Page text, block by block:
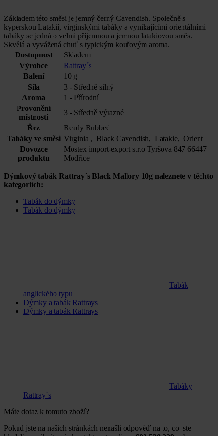
Základem této směsi je jemný černý Cavendish. Společně s
kyperskou Latakií, virginskými tabáky a vynikajícími orientálními
tabáky se jedná o velmi příjemnou a jemnou latakiovou směs.
Skvělá a vyvážená chuť s typickým kouřovým aroma.
Dostupnost
Skladem
Výrobce
Rattray´s
Balení
10 g
Síla
3 - Středně silný
Aroma
1 - Přírodní
Provonění
místnosti
3 - Středně výrazné
Řez
Ready Rubbed
Tabáky ve směsi Virginia , Black Cavendish, Latakie, Orient
Dovozce
produktu
Mostex import-export s.r.o Tyršova 847 66447
Modřice
Dýmkový tabák Rattray´s Black Mallory 10g naleznete v těchto
kategoriích:
Tabák do dýmky
Tabák do dýmky
Tabák
anglického typu
Dýmky a tabák Rattrays
Dýmky a tabák Rattrays
Tabáky
Rattray´s
Máte dotaz k tomuto zboží?
Pokud jste na našich stránkách nenašli odpověď na to, co jste